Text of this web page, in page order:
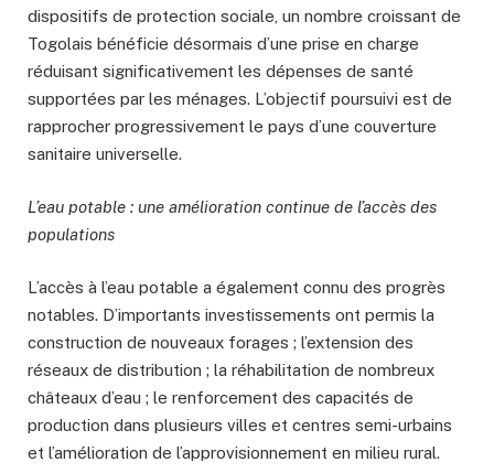
dispositifs de protection sociale, un nombre croissant de
Togolais bénéficie désormais d’une prise en charge
réduisant significativement les dépenses de santé
supportées par les ménages. L’objectif poursuivi est de
rapprocher progressivement le pays d’une couverture
sanitaire universelle.
L’eau potable : une amélioration continue de l’accès des
populations
L’accès à l’eau potable a également connu des progrès
notables. D’importants investissements ont permis la
construction de nouveaux forages ; l’extension des
réseaux de distribution ; la réhabilitation de nombreux
châteaux d’eau ; le renforcement des capacités de
production dans plusieurs villes et centres semi-urbains
et l’amélioration de l’approvisionnement en milieu rural.